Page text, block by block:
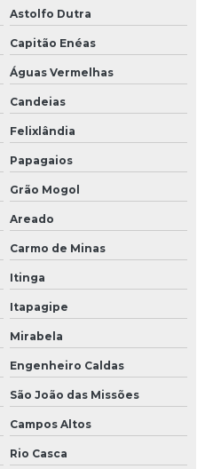
Astolfo Dutra
Capitão Enéas
Águas Vermelhas
Candeias
Felixlândia
Papagaios
Grão Mogol
Areado
Carmo de Minas
Itinga
Itapagipe
Mirabela
Engenheiro Caldas
São João das Missões
Campos Altos
Rio Casca